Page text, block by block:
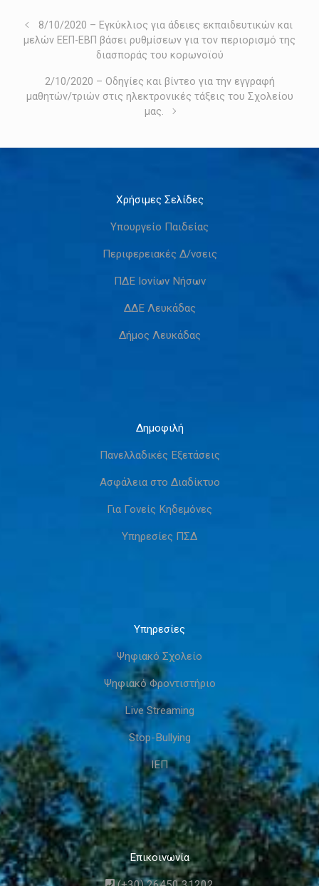
8/10/2020 – Εγκύκλιος για άδειες εκπαιδευτικών και
μελών ΕΕΠ-ΕΒΠ βάσει ρυθμίσεων για τον περιορισμό της
διασποράς του κορωνοϊού
2/10/2020 – Οδηγίες και βίντεο για την εγγραφή
μαθητών/τριών στις ηλεκτρονικές τάξεις του Σχολείου
μας.
Χρήσιμες Σελίδες
Υπουργείο Παιδείας
Περιφερειακές Δ/νσεις
ΠΔΕ Ιονίων Νήσων
ΔΔΕ Λευκάδας
Δήμος Λευκάδας
Δημοφιλή
Πανελλαδικές Εξετάσεις
Ασφάλεια στο Διαδίκτυο
Για Γονείς Κηδεμόνες
Υπηρεσίες ΠΣΔ
Υπηρεσίες
Ψηφιακό Σχολείο
Ψηφιακό Φροντιστήριο
Live Streaming
Stop-Bullying
ΙΕΠ
Επικοινωνία